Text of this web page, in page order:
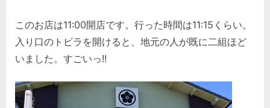
このお店は11:00開店です。行った時間は11:15くらい。
入り口のトビラを開けると、地元の人が既に二組ほど
いました。すごいっ!!